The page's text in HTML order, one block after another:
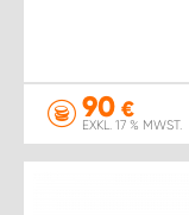
90 €
EXKL. 17 % MWST.